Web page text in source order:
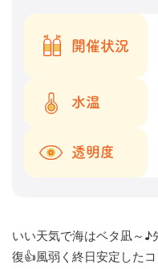
開催状況
水温
透明度
いい天気で海はベタ凪～♪
復👍風弱く終日安定した